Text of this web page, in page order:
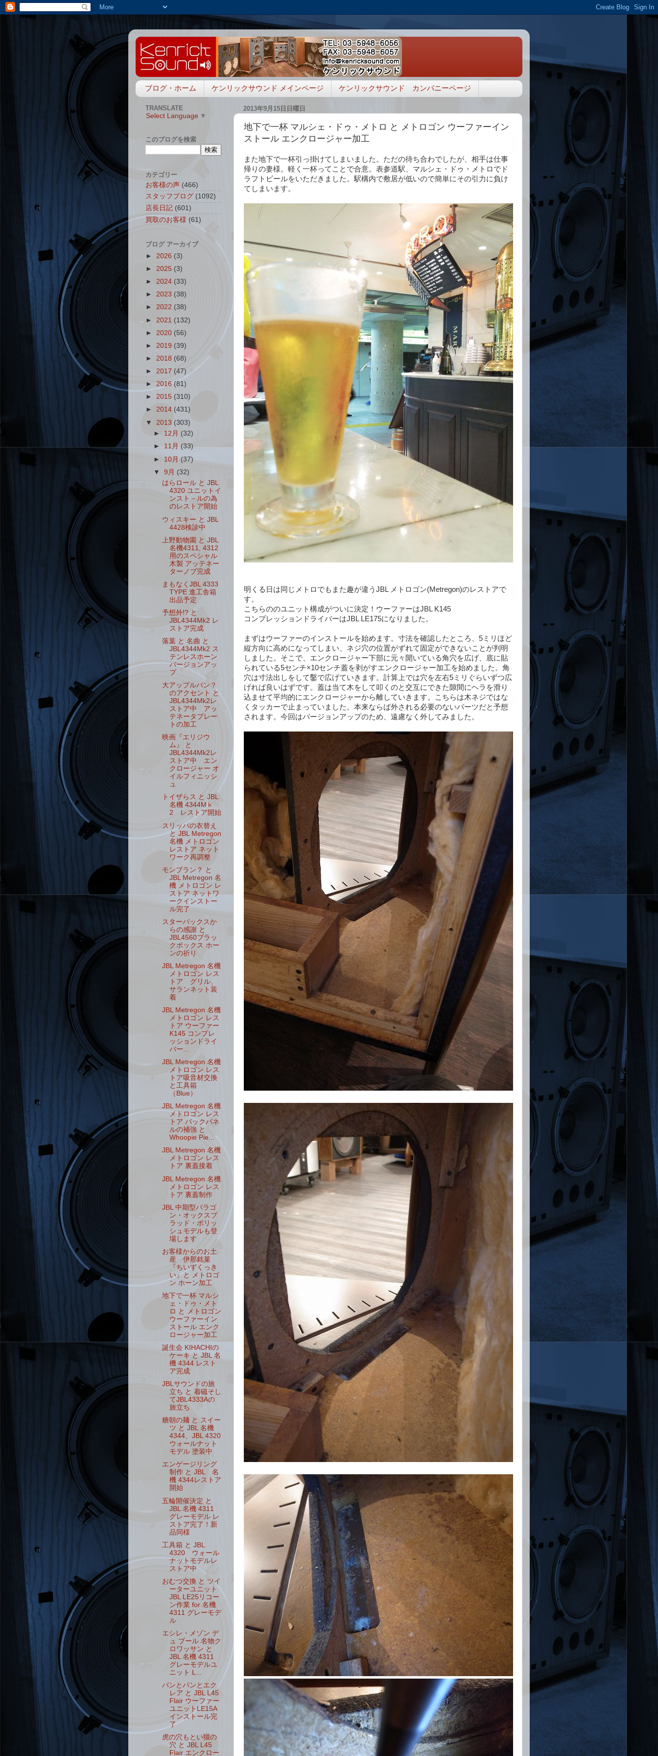
ブログ・ホーム ケンリックサウンド メインページ ケンリックサウンド カンパニーページ
2013年9月15日日曜日
地下で一杯 マルシェ・ドゥ・メトロ と メトロゴン ウーファーイン
ストール エンクロージャー加工
また地下で一杯引っ掛けてしまいました。ただの待ち合わでしたが、相手は仕事
帰りの妻様。軽く一杯ってことで合意。表参道駅、マルシェ・ドゥ・メトロでド
ラフトビールをいただきました。駅構内で敷居が低いので簡単にその引力に負け
てしまいます。
明くる日は同じメトロでもまた趣が違うJBL メトロゴン(Metregon)のレストアで
す。
こちらののユニット構成がついに決定！ウーファーはJBL K145
コンプレッションドライバーはJBL LE175になりました。
まずはウーファーのインストールを始めます。寸法を確認したところ、5ミリほど
縦方向に高めになってしまい、ネジ穴の位置がずれて固定ができないことが判明
しました。そこで、エンクロージャー下部に元々開いている角穴を広げ、底に貼
られている5センチ×10センチ蓋を剥がすエンクロージャー加工を始めました。角
穴は寸法出しをして鑿で広げていきます。計算上では穴を左右5ミリぐらいずつ広
げれば良いはずです。蓋は当て木をして叩くのと交互にできた隙間にヘラを滑り
込ませて平均的にエンクロージャーから離していきます。こちらは木ネジではな
くタッカーで止まっていました。本来ならば外される必要のないパーツだと予想
されます。今回はバージョンアップのため、遠慮なく外してみました。
TRANSLATE
Select Language ▼
このブログを検索
カテゴリー
お客様の声 (466)
スタッフブログ (1092)
店長日記 (601)
買取のお客様 (61)
ブログ アーカイブ
► 2026 (3)
► 2025 (3)
► 2024 (33)
► 2023 (38)
► 2022 (38)
► 2021 (132)
► 2020 (56)
► 2019 (39)
► 2018 (68)
► 2017 (47)
► 2016 (81)
► 2015 (310)
► 2014 (431)
▼ 2013 (303)
► 12月 (32)
► 11月(33)
► 10月(37)
▼9月 (32)
はらロール と JBL
4320 ユニットイ
ンスト－ルの為
のレストア開始
ウィスキー と JBL
4428検診中
上野動物園 と JBL
名機4311, 4312
用のスペシャル
木製 アッテネー
ターノブ完成
まもなくJBL 4333
TYPE 進工舎箱
出品予定
予想外!? と
JBL4344Mk2 レ
ストア完成
落葉 と 名曲 と
JBL4344Mk2 ス
テンレスホーン
バージョンアッ
プ
大アップルパン？
のアクセント と
JBL4344Mk2レ
ストア中 アッ
テネータプレー
トの加工
映画『エリジウ
ム』 と
JBL4344Mk2レ
ストア中 エン
クロージャー オ
イルフィニッシ
ュ
トイザらス と JBL
名機 4344Mｋ
2 レストア開始
スリッパの衣替え
と JBL Metregon
名機 メトロゴン
レストア ネット
ワーク再調整
モンブラン？ と
JBL Metregon 名
機 メトロゴン レ
ストア ネットワ
ークインストー
ル完了
スターバックスか
らの感謝 と
JBL4560ブラッ
クボックス ホー
ンの祈り
JBL Metregon 名機
メトロゴン レス
トア グリル、
サランネット装
着
JBL Metregon 名機
メトロゴン レス
トア ウーファー
K145 コンプレ
ッションドライ
バー...
JBL Metregon 名機
メトロゴン レス
トア吸音材交換
と工具箱
（Blue）
JBL Metregon 名機
メトロゴン レス
トア バックパネ
ルの補強 と
Whoopie Pie...
JBL Metregon 名機
メトロゴン レス
トア 裏蓋接着
JBL Metregon 名機
メトロゴン レス
トア 裏蓋制作
JBL 中期型パラゴ
ン・オックスブ
ラッド・ポリッ
シュモデルも登
場します
お客様からのお土
産 伊那銘菓
『ちいずくっき
い』と メトロゴ
ン ホーン加工
地下で一杯 マルシ
ェ・ドゥ・メト
ロ と メトロゴン
ウーファーイン
ストール エンク
ロージャー加工
誕生会 KIHACHIの
ケーキ と JBL 名
機 4344 レスト
ア完成
JBLサウンドの旅
立ち と 着磁そし
てJBL4333Aの
旅立ち
糖朝の麺 と スイー
ツ と JBL 名機
4344、JBL 4320
ウォールナット
モデル 塗装中
エンゲージリング
制作 と JBL 名
機 4344レストア
開始
五輪開催決定 と
JBL 名機 4311
グレーモデル レ
ストア完了！新
品同様
工具箱 と JBL
4320 ウォール
ナットモデルレ
ストア中
おむつ交換 と ツイ
ーターユニット
JBL LE25リコー
ン作業 for 名機
4311 グレーモデ
ル
エシレ・メゾン デ
ュ ブール 名物ク
ロワッサン と
JBL 名機 4311
グレーモデルユ
ニット L...
パンとパンとエク
レア と JBL L45
Flair ウーファー
ユニットLE15A
インストール完
了
虎の穴もとい猫の
穴 と JBL L45
Flair エンクロー